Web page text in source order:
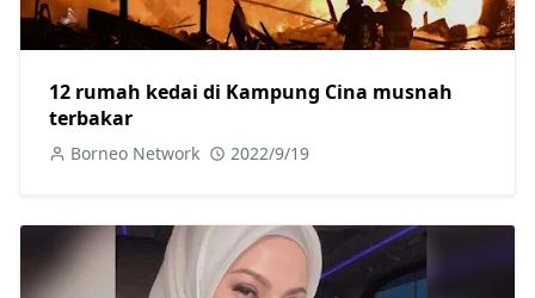
12 rumah kedai di Kampung Cina musnah
terbakar
Borneo Network 2022/9/19